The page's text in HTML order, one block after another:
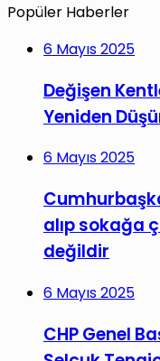
Popüler Haberler
6 Mayıs 2025
Değişen
Yeniden
6 Mayıs 2025
alıp sokağa
değildir
6 Mayıs 2025
CHP Genel